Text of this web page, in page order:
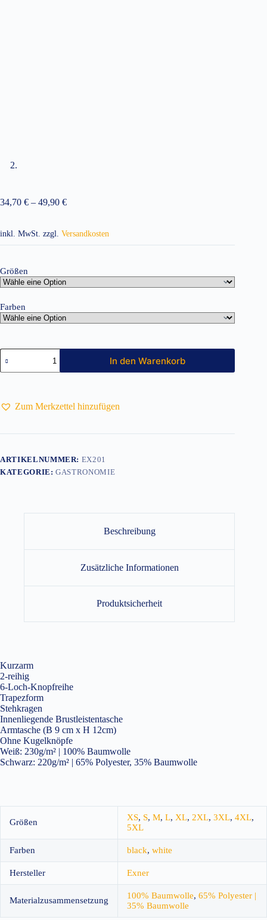
34,70 € – 49,90 €
inkl. MwSt. zzgl. Versandkosten
Größen
Farben
Kochjacke
Kurzarm
EX201
In den Warenkorb
Zum Merkzettel hinzufügen
ARTIKELNUMMER: EX201
KATEGORIE:GASTRONOMIE
Beschreibung
Zusätzliche Informationen
Produktsicherheit
Kurzarm
2-reihig
6-Loch-Knopfreihe
Trapezform
Stehkragen
Innenliegende Brustleistentasche
Armtasche (B 9 cm x H 12cm)
Ohne Kugelknöpfe
Weiß: 230g/m² | 100% Baumwolle
Schwarz: 220g/m² | 65% Polyester, 35% Baumwolle
Größen XS, S, M, L, XL, 2XL, 3XL, 4XL,
5XL
Farben black, white
Hersteller Exner
Materialzusammensetzung 100% Baumwolle, 65% Polyester |
35% Baumwolle